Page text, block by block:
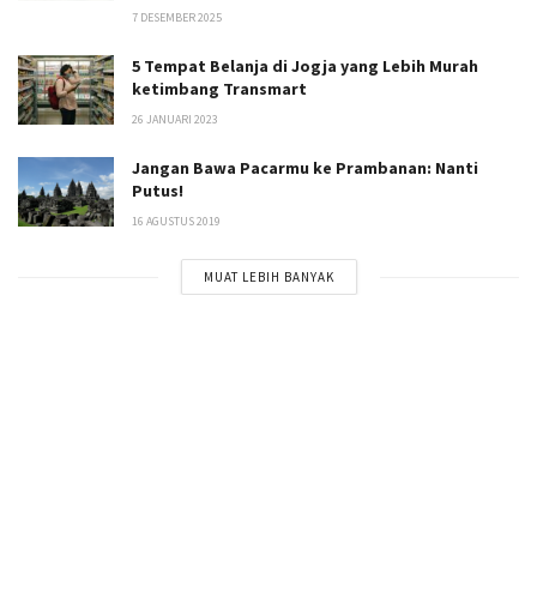
7 DESEMBER 2025
5 Tempat Belanja di Jogja yang Lebih Murah
ketimbang Transmart
26 JANUARI 2023
Jangan Bawa Pacarmu ke Prambanan: Nanti
Putus!
16 AGUSTUS 2019
MUAT LEBIH BANYAK